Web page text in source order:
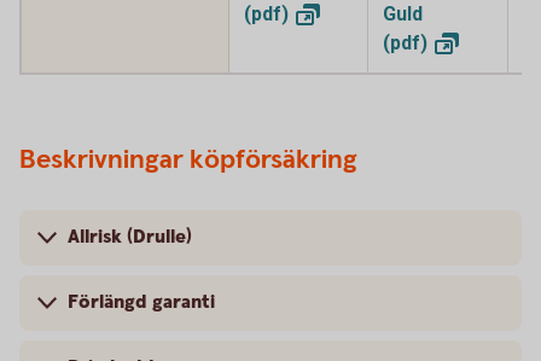
(pdf)
Guld
(pdf)
Beskrivningar köpförsäkring
Allrisk (Drulle)
Förlängd garanti